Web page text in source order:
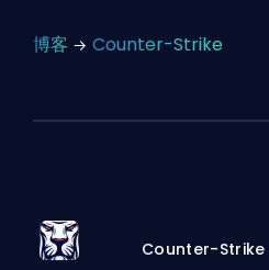
博客 Counter-Strike
Counter-Strike